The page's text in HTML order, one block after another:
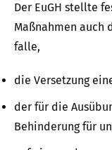
Der EuGH stellte
Maßnahmen auch
falle,
die Versetzung
der für die
Behinderung für